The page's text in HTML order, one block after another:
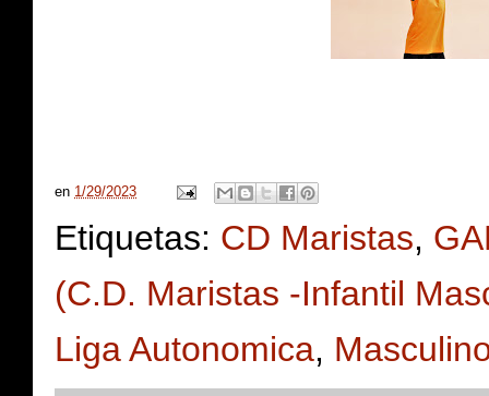
en 1/29/2023
Etiquetas: CD Maristas,
(C.D. Maristas -Infantil
Liga Autonomica,